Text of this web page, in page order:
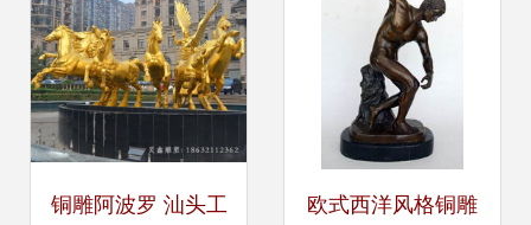
铜雕阿波罗 汕头工 欧式西洋风格铜雕